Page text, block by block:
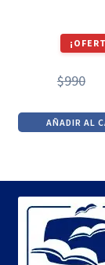
$990
AÑADIR AL